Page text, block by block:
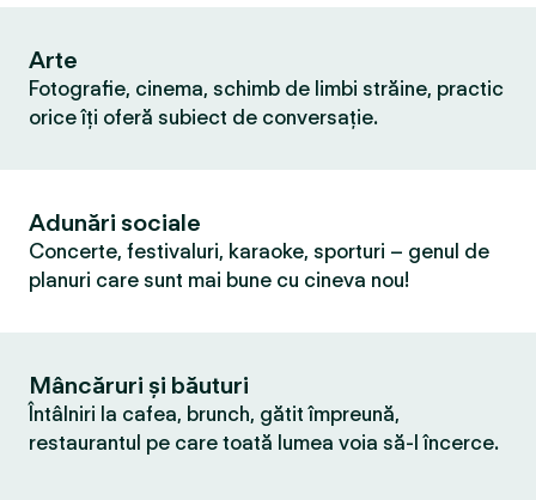
Arte
Fotografie, cinema, schimb de limbi străine, practic
orice îți oferă subiect de conversație.
Adunări sociale
Concerte, festivaluri, karaoke, sporturi – genul de
planuri care sunt mai bune cu cineva nou!
Mâncăruri și băuturi
Întâlniri la cafea, brunch, gătit împreună,
restaurantul pe care toată lumea voia să-l încerce.